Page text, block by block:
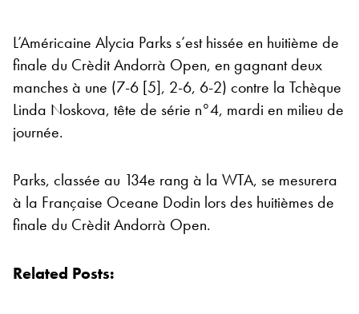
L’Américaine Alycia Parks s’est hissée en huitième de
finale du Crèdit Andorrà Open, en gagnant deux
manches à une (7-6 [5], 2-6, 6-2) contre la Tchèque
Linda Noskova, tête de série n°4, mardi en milieu de
journée.
Parks, classée au 134e rang à la WTA, se mesurera
à la Française Oceane Dodin lors des huitièmes de
finale du Crèdit Andorrà Open.
Related Posts: